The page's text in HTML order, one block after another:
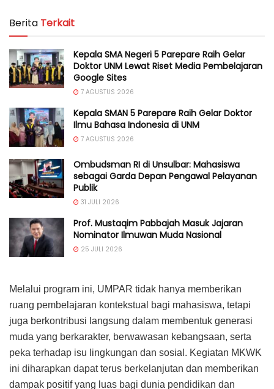
Berita Terkait
Kepala SMA Negeri 5 Parepare Raih Gelar
Doktor UNM Lewat Riset Media Pembelajaran
Google Sites
7 AGUSTUS 2026
Kepala SMAN 5 Parepare Raih Gelar Doktor
Ilmu Bahasa Indonesia di UNM
7 AGUSTUS 2026
Ombudsman RI di Unsulbar: Mahasiswa
sebagai Garda Depan Pengawal Pelayanan
Publik
31 JULI 2026
Prof. Mustaqim Pabbajah Masuk Jajaran
Nominator Ilmuwan Muda Nasional
25 JULI 2026
Melalui program ini, UMPAR tidak hanya memberikan
ruang pembelajaran kontekstual bagi mahasiswa, tetapi
juga berkontribusi langsung dalam membentuk generasi
muda yang berkarakter, berwawasan kebangsaan, serta
peka terhadap isu lingkungan dan sosial. Kegiatan MKWK
ini diharapkan dapat terus berkelanjutan dan memberikan
dampak positif yang luas bagi dunia pendidikan dan